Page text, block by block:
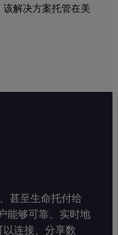
解决方案托管在美
甚至生命托付给
能够可靠、实时地
连接、分享数